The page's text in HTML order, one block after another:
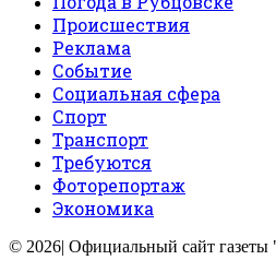
Происшествия
Реклама
Событие
Социальная сфера
Спорт
Транспорт
Требуются
Фоторепортаж
Экономика
© 2026| Официальный сайт